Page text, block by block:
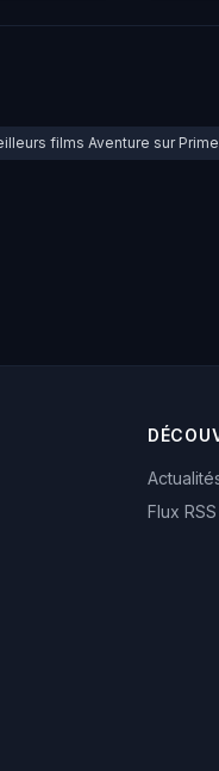
films Aventure sur
Flux RSS